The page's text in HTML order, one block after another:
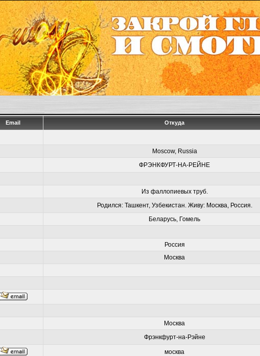
Email Откуда
Moscow, Russia
ФРЭНКФУРТ-НА-РЕЙНЕ
Из фаллопиевых труб.
Родился: Ташкент, Узбекистан. Живу: Москва, Россия.
Беларусь, Гомель
Россия
Москва
Москва
Фрэнкфурт-на-Рэйне
москва